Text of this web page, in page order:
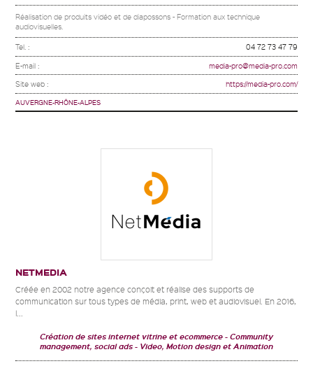
Réalisation de produits vidéo et de diapossons - Formation aux technique
audiovisuelles.
Tel. : 04 72 73 47 79
E-mail : media-pro@media-pro.com
Site web : https://media-pro.com/
AUVERGNE-RHÔNE-ALPES
NETMEDIA
Créée en 2002 notre agence conçoit et réalise des supports de
communication sur tous types de média, print, web et audiovisuel. En 2016,
l...
Création de sites internet vitrine et ecommerce
Community
management, social ads
Video, Motion design et Animation